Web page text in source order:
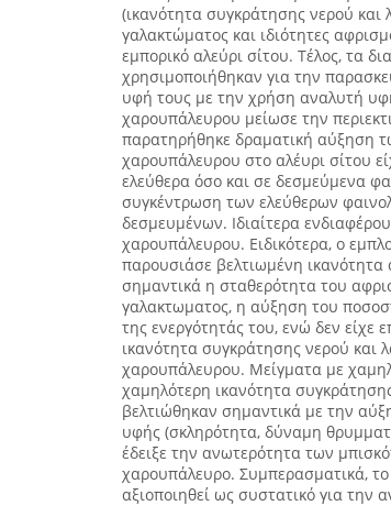
(ικανότητα συγκράτησης νερού και
γαλακτώματος και ιδιότητες
εμπορικό αλεύρι σίτου. Τέλος, τα
χρησιμοποιήθηκαν για την
υφή τους με την χρήση αναλυτή
χαρουπάλευρου μείωσε την
παρατηρήθηκε δραματική αύξηση
χαρουπάλευρου στο αλέυρι σίτου
ελεύθερα όσο και σε δεσμεύμενα
συγκέντρωση των ελεύθερων
δεσμευμένων. Ιδιαίτερα
χαρουπάλευρου. Ειδικότερα, ο
παρουσιάσε βελτιωμένη
σημαντικά η σταθερότητα του
γαλακτωματος, η αύξηση του
της ενεργότητάς του, ενώ δεν είχε
ικανότητα συγκράτησης νερού και
χαρουπάλευρου. Μείγματα με
χαμηλότερη ικανότητα
βελτιώθηκαν σημαντικά με την
υφής (σκληρότητα, δύναμη
έδειξε την ανωτερότητα των
χαρουπάλευρο. Συμπερασματικά,
αξιοποιηθεί ως συστατικό για την